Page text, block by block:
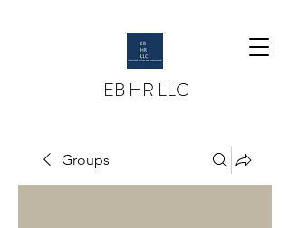
EB HR LLC
Groups